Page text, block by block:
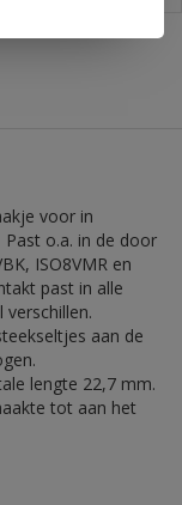
voor in
o.a. in de door
ISO8VMR en
past in alle
aan de
lengte 22,7 mm.
tot aan het